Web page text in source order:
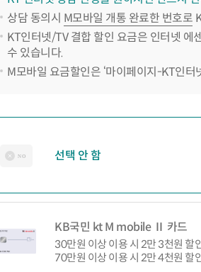
상담 동의시 M모바일 개통 완료한 번호로
KT인터넷/TV 결합 할인 요금은 인터넷 에
수 있습니다.
M모바일 요금할인은 ‘마이페이지-KT인터
선택 안 함
KB국민 kt M mobile Ⅱ 카드
30만원 이상 이용 시 2만 3천원 할
70만원 이상 이용 시 2만 4천원 할